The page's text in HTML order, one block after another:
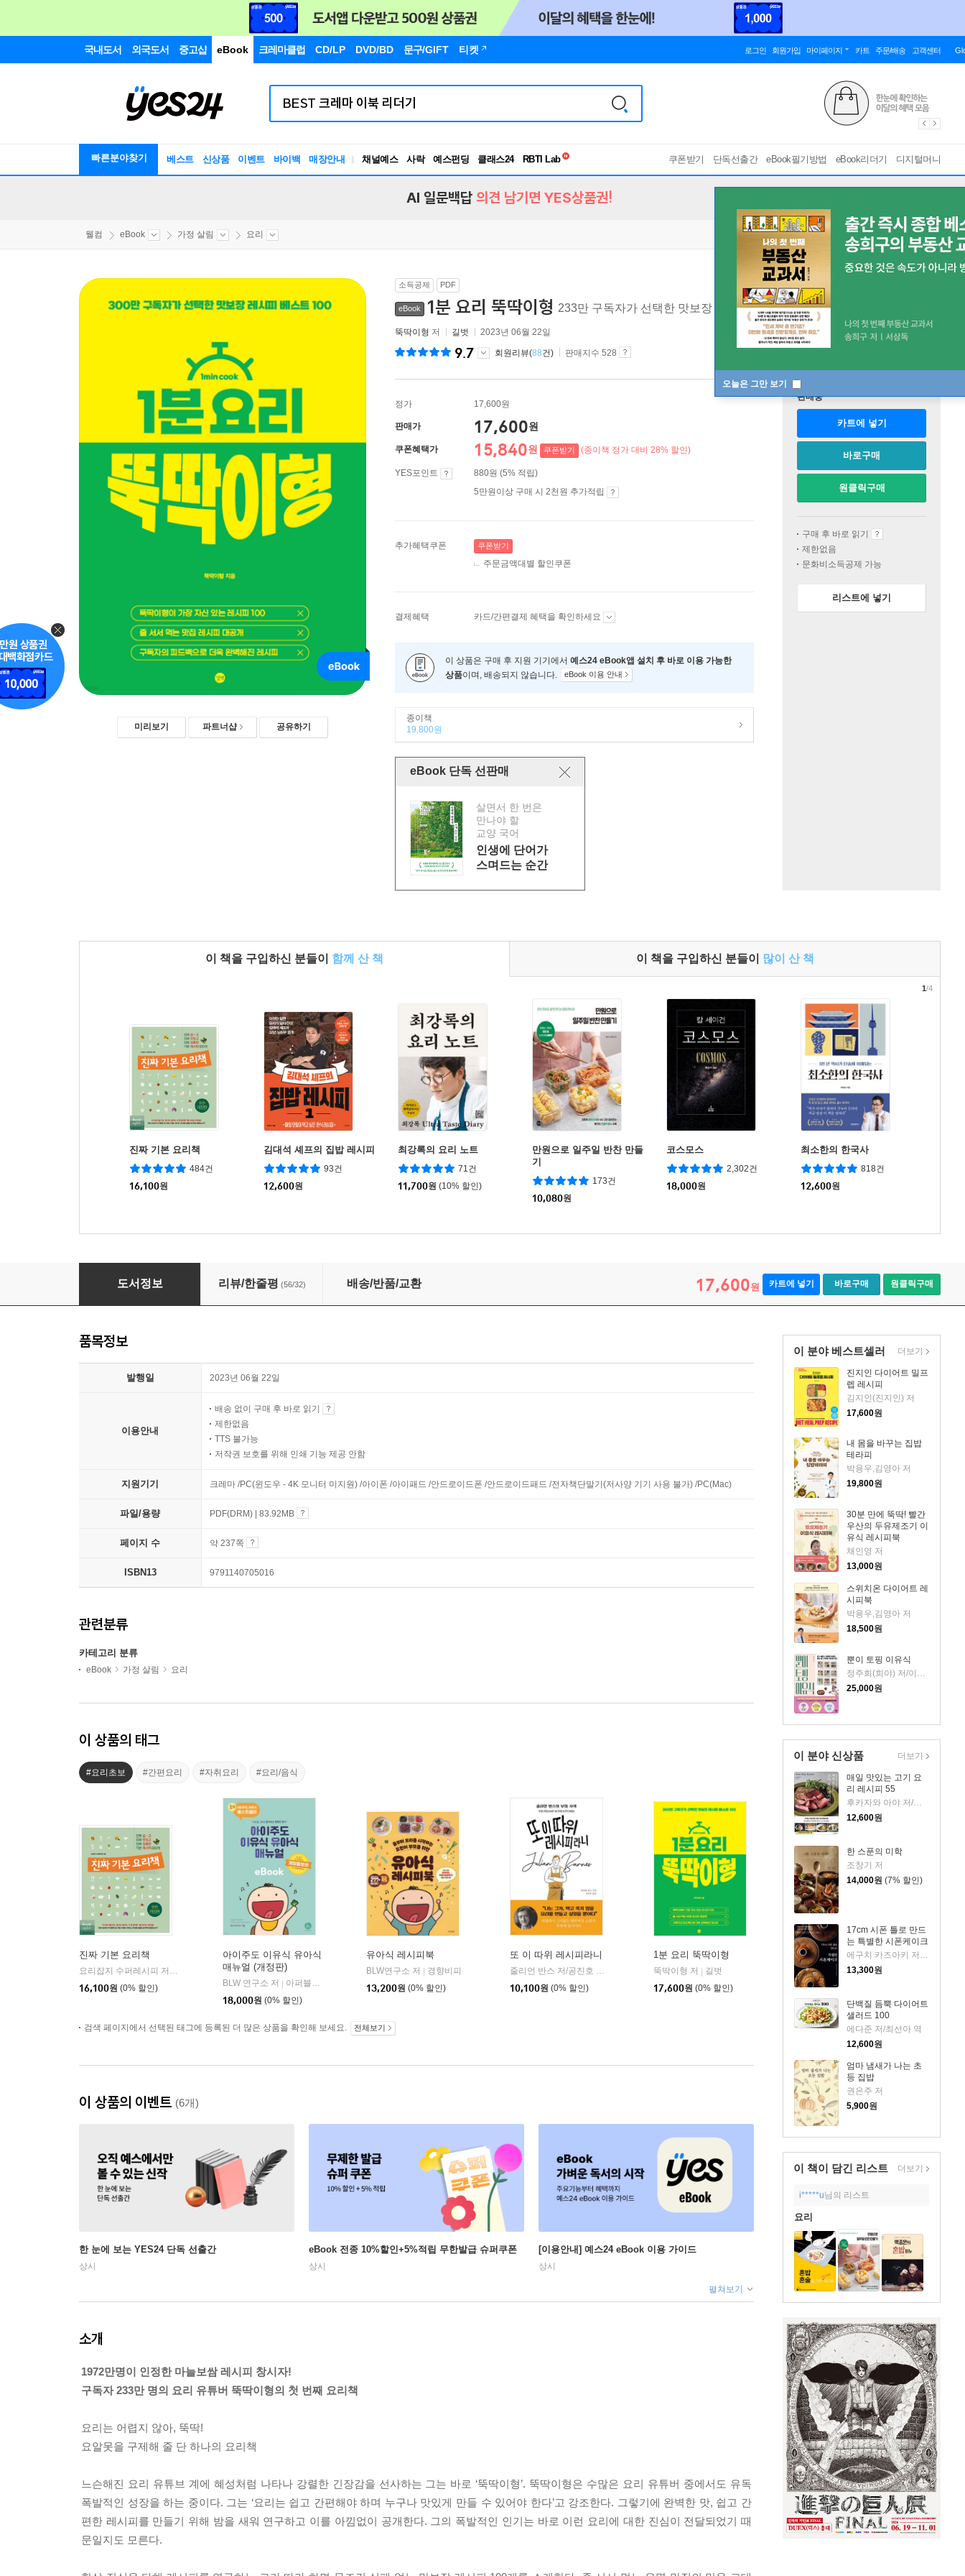
국내도서 외국도서 중고샵 eBook 크레마클럽 CD/LP DVD/BD 문구/GIFT 티켓 로그인 회원가입 마이페이지 카트 주문/배송 고객센터
빠른분야찾기 베스트 신상품 이벤트 바이백 매장안내 채널예스 사락 예스펀딩 클래스24
RBTI Lab
독서유형검사
쿠폰받기 단독선출간 eBook필기방법 eBook리더기 디지털머니
오늘은 그만 보기
AI 일문백답 의견 남기면 YES상품권!
웰컴 eBook 가정 살림 요리
미리보기 파트너샵 공유하기
소득공제 PDF
eBook 1분 요리 뚝딱이형 233만 구독자가 선택한 맛보장 레시피 베스트 100[ PDF ]
뚝딱이형 저 길벗 2023년 06월 22일
9.7 회원리뷰(88건) 판매지수 528
정가 17,600원
판매가 17,600원
쿠폰혜택가 15,840원 쿠폰받기 (종이책 정가 대비 28% 할인)
YES포인트
880원 (5% 적립)
5만원이상 구매 시 2천원 추가적립
추가혜택쿠폰 쿠폰받기
주문금액대별 할인쿠폰
결제혜택 카드/간편결제 혜택을 확인하세요
이 상품은 구매 후 지원 기기에서 예스24 eBook앱 설치 후 바로 이용 가능한
상품이며, 배송되지 않습니다. eBook 이용 안내
종이책
19,800원
eBook 단독 선판매
살면서 한 번은
만나야 할
교양 국어
인생에 단어가
스며드는 순간
판매중
카트에 넣기
바로구매
원클릭구매
구매 후 바로 읽기
제한없음
문화비소득공제 가능
리스트에 넣기
이 책을 구입하신 분들이 함께 산 책 이 책을 구입하신 분들이 많이 산 책
진짜 기본 요리책
484건
16,100원
김대석 셰프의 집밥 레시피
93건
12,600원
최강록의 요리 노트
71건
11,700원 (10% 할인)
만원으로 일주일 반찬 만들
기
173건
10,080원
코스모스
2,302건
18,000원
최소한의 한국사
818건
12,600원
1/4
1분 요리 뚝딱이형
도서정보 리뷰/한줄평 (56/32) 배송/반품/교환 17,600원 카트에 넣기 바로구매 원클릭구매
이 분야 베스트셀러
진지인 다이어트 밀프
렙 레시피
김지인(진지인) 저
17,600원
내 몸을 바꾸는 집밥
테라피
박용우,김영아 저
19,800원
30분 만에 뚝딱! 빨간
우산의 두유제조기 이
유식 레시피북
채인영 저
13,000원
스위치온 다이어트 레
시피북
박용우,김영아 저
18,500원
뿐이 토핑 이유식
25,000원
더보기
이 분야 신상품
매일 맛있는 고기 요
리 레시피 55
후카자와 아야 저/최선아 역
12,600원
한 스푼의 미학
조창기 저
14,000원 (7% 할인)
17cm 시폰 틀로 만드
는 특별한 시폰케이크
13,300원
단백질 듬뿍 다이어트
샐러드 100
에다준 저/최선아 역
12,600원
엄마 냄새가 나는 초
등 집밥
권은주 저
5,900원
더보기
이 책이 담긴 리스트 더보기
i*****u님의 리스트
요리
품목정보
발행일 2023년 06월 22일
이용안내
배송 없이 구매 후 바로 읽기
제한없음
TTS 불가능
저작권 보호를 위해 인쇄 기능 제공 안함
지원기기 크레마 /PC(윈도우 - 4K 모니터 미지원) /아이폰 /아이패드 /안드로이드폰 /안드로이드패드 /전자책단말기(저사양 기기 사용 불가) /PC(Mac)
파일/용량 PDF(DRM) | 83.92MB
페이지 수 약 237쪽
ISBN13 9791140705016
관련분류
카테고리 분류
eBook 가정 살림 요리
이 상품의 태그
#요리초보 #간편요리 #자취요리 #요리/음식
진짜 기본 요리책
|
레시피팩토리(단행)
16,100원 (0% 할인)
아이주도 이유식 유아식
매뉴얼 (개정판)
BLW 연구소 저 | 아퍼블리싱
18,000원 (0% 할인)
유아식 레시피북
BLW연구소 저 | 경향비피
13,200원 (0% 할인)
또 이 따위 레시피라니
10,100원 (0% 할인)
1분 요리 뚝딱이형
뚝딱이형 저 | 길벗
17,600원 (0% 할인)
검색 페이지에서 선택된 태그에 등록된 더 많은 상품을 확인해 보세요. 전체보기
이 상품의 이벤트 (6개)
한 눈에 보는 YES24 단독 선출간
상시
eBook 전종 10%할인+5%적립 무한발급 슈퍼쿠폰
상시
[이용안내] 예스24 eBook 이용 가이드
상시
펼쳐보기
소개
1972만명이 인정한 마늘보쌈 레시피 창시자!
구독자 233만 명의 요리 유튜버 뚝딱이형의 첫 번째 요리책
요리는 어렵지 않아, 뚝딱!
요알못을 구제해 줄 단 하나의 요리책
느슨해진 요리 유튜브 계에 혜성처럼 나타나 강렬한 긴장감을 선사하는 그는 바로 ‘뚝딱이형’. 뚝딱이형은 수많은 요리 유튜버 중에서도 유독
폭발적인 성장을 하는 중이다. 그는 ‘요리는 쉽고 간편해야 하며 누구나 맛있게 만들 수 있어야 한다’고 강조한다. 그렇기에 완벽한 맛, 쉽고 간
편한 레시피를 만들기 위해 밤을 새워 연구하고 이를 아낌없이 공개한다. 그의 폭발적인 인기는 바로 이런 요리에 대한 진심이 전달되었기 때
문일지도 모른다.